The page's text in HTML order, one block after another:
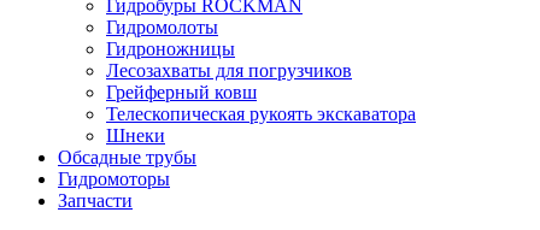
Гидробуры ROCKMAN
Гидромолоты
Гидроножницы
Лесозахваты для погрузчиков
Грейферный ковш
Телескопическая рукоять экскаватора
Шнеки
Обсадные трубы
Гидромоторы
Запчасти